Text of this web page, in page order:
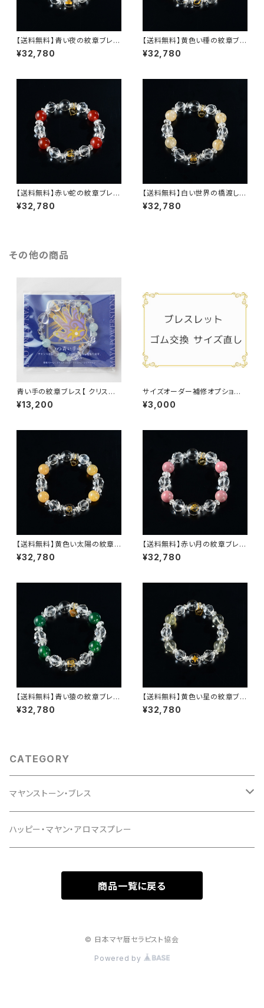
【送料無料】青い夜の紋章ブレ
ス・シリーズ２nd（セカンド）【ク
ロムダイオプサイト・クリスタル
¥32,780
【送料無料】黄色い種の紋章ブレ
ス・シリーズ２nd（セカンド）【シ
トリン・クリスタル紋章・きらめく
¥32,780
【送料無料】赤い蛇の紋章ブレ
ス・シリーズ２nd（セカンド）【レ
ッドアゲード・クリスタル紋章・き
¥32,780
【送料無料】白い世界の橋渡しの
紋章ブレス・シリーズ２nd（セカ
ンド）【ルチルクォーツ・クリスタ
¥32,780
その他の商品
青い手の紋章ブレス【 クリスタ
ル紋章・クリスタル・アクアマリ
ン】
¥13,200
サイズオーダー補修オプション(1
6cm〜20cm）
¥3,000
【送料無料】黄色い太陽の紋章ブ
レス・シリーズ２nd（セカンド）
【ナチュラル アゲート・クリスタ
¥32,780
【送料無料】赤い月の紋章ブレ
ス・シリーズ２nd（セカンド）【ロ
ードナイト・クリスタル紋章・きら
¥32,780
【送料無料】青い猿の紋章ブレ
ス・シリーズ２nd（セカンド）【グ
リーンアゲート・クリスタル紋
¥32,780
【送料無料】黄色い星の紋章ブレ
ス・シリーズ２nd（セカンド）【レ
モンミルキークォーツ・クリスタ
¥32,780
CATEGORY
マヤンストーン・ブレス
マヤンストーン・ブレス シリーズ２
ハッピー・マヤン・アロマスプレー
商品一覧に戻る
© 日本マヤ暦セラピスト協会
Powered by